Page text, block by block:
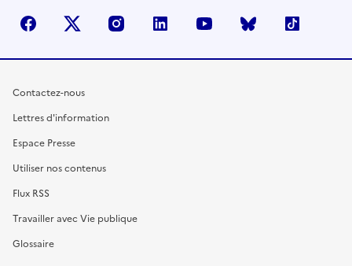
facebook X (anciennement Twitter)
instagramlinkedin youtube Bluesky
Contactez-nous
Lettres d'information
Espace Presse
Utiliser nos contenus
Flux RSS
Travailler avec Vie publique
Glossaire